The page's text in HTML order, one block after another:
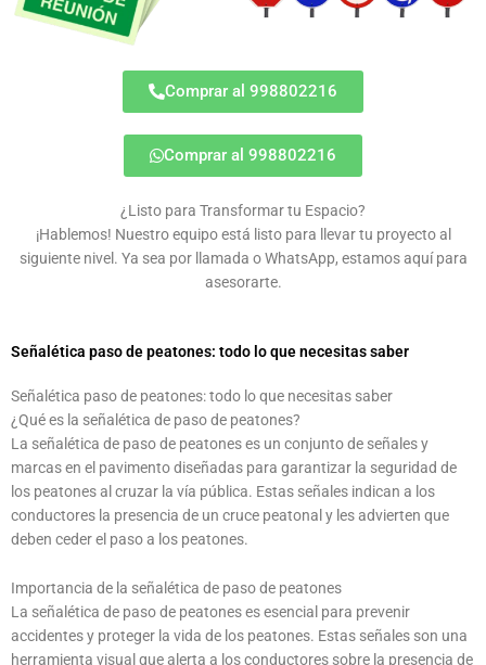
Comprar al 998802216
Comprar al 998802216
¿Listo para Transformar tu Espacio?
¡Hablemos! Nuestro equipo está listo para llevar tu proyecto al
siguiente nivel. Ya sea por llamada o WhatsApp, estamos aquí para
asesorarte.
Señalética paso de peatones: todo lo que necesitas saber
Señalética paso de peatones: todo lo que necesitas saber
¿Qué es la señalética de paso de peatones?
La señalética de paso de peatones es un conjunto de señales y
marcas en el pavimento diseñadas para garantizar la seguridad de
los peatones al cruzar la vía pública. Estas señales indican a los
conductores la presencia de un cruce peatonal y les advierten que
deben ceder el paso a los peatones.
Importancia de la señalética de paso de peatones
La señalética de paso de peatones es esencial para prevenir
accidentes y proteger la vida de los peatones. Estas señales son una
herramienta visual que alerta a los conductores sobre la presencia de